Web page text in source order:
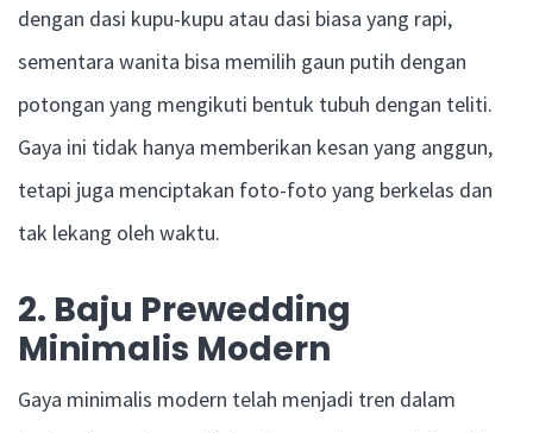
dengan dasi kupu-kupu atau dasi biasa yang rapi,
sementara wanita bisa memilih gaun putih dengan
potongan yang mengikuti bentuk tubuh dengan teliti.
Gaya ini tidak hanya memberikan kesan yang anggun,
tetapi juga menciptakan foto-foto yang berkelas dan
tak lekang oleh waktu.
2. Baju Prewedding
Minimalis Modern
Gaya minimalis modern telah menjadi tren dalam